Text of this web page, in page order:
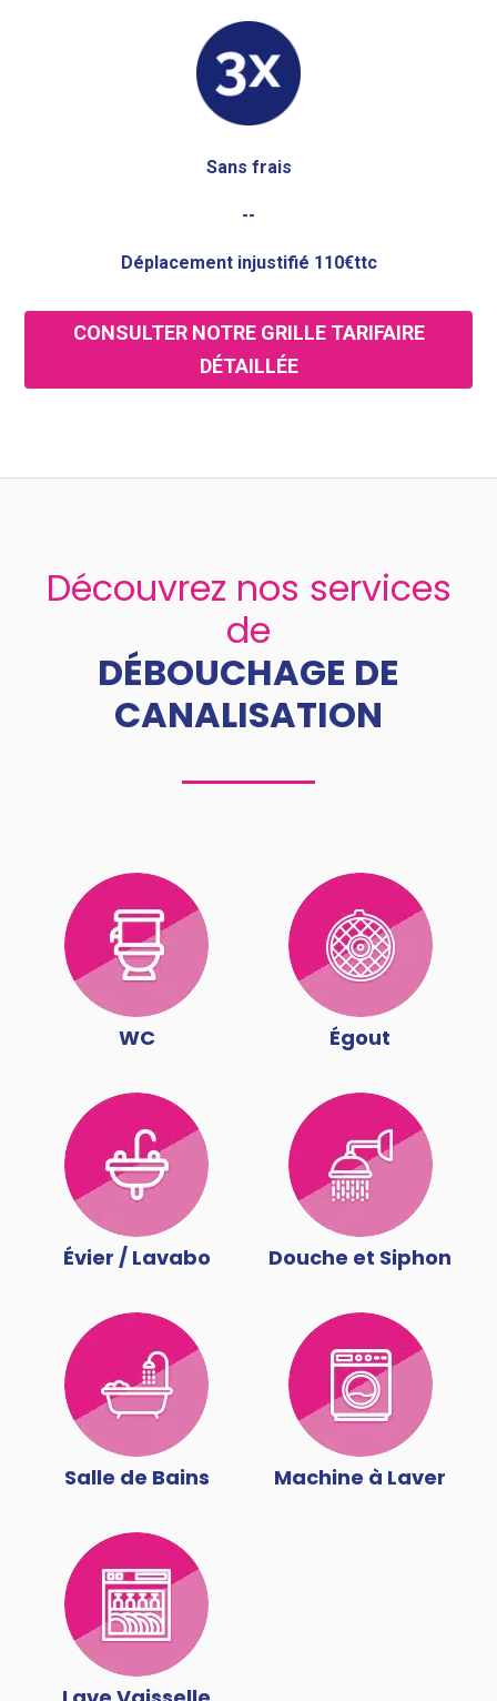
Sans frais
--
Déplacement injustifié 110€ttc
CONSULTER NOTRE GRILLE TARIFAIRE
DÉTAILLÉE
Découvrez nos services
de
DÉBOUCHAGE DE
CANALISATION
WC Égout
Évier / Lavabo Douche et Siphon
Salle de Bains Machine à Laver